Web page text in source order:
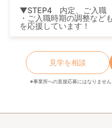
▼STEP4 内定、ご入職
・ご入職時期の調整など
を応援しています！
見学を相談
※事業所への直接応募にはなりませ